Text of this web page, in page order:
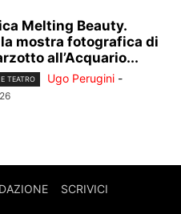
Melting Beauty.
la mostra fotografica di
all’Acquario...
TEATRO Ugo Perugini -
SCRIVICI